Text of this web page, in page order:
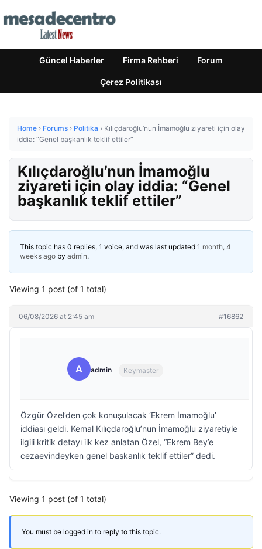
Güncel Haberler Firma Rehberi Forum
Çerez Politikası
Home › Forums › Politika › Kılıçdaroğlu’nun İmamoğlu ziyareti için olay
iddia: “Genel başkanlık teklif ettiler”
Kılıçdaroğlu’nun İmamoğlu
ziyareti için olay iddia: “Genel
başkanlık teklif ettiler”
This topic has 0 replies, 1 voice, and was last updated 1 month, 4
weeks ago by admin.
Viewing 1 post (of 1 total)
06/08/2026 at 2:45 am #16862
A admin Keymaster
Özgür Özel’den çok konuşulacak ‘Ekrem İmamoğlu’
iddiası geldi. Kemal Kılıçdaroğlu’nun İmamoğlu ziyaretiyle
ilgili kritik detayı ilk kez anlatan Özel, “Ekrem Bey’e
cezaevindeyken genel başkanlık teklif ettiler” dedi.
Viewing 1 post (of 1 total)
You must be logged in to reply to this topic.